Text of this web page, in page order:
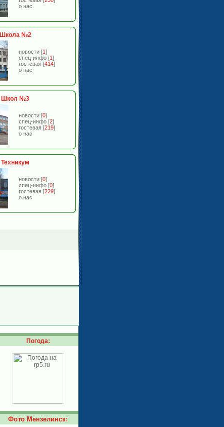
о нас
Школа №2
новости [1]
спец-инфо [1]
гостевая [414]
о нас
Школ №3
новости [0]
спец-инфо [2]
гостевая [219]
о нас
Техникум
новости [0]
спец-инфо [0]
гостевая [229]
о нас
Погода:
Фото Мензелинск: